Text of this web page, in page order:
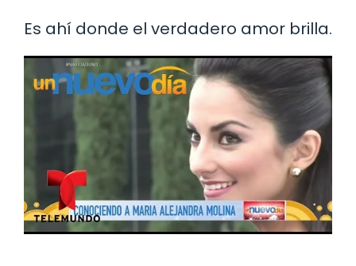
Es ahí donde el verdadero amor brilla.